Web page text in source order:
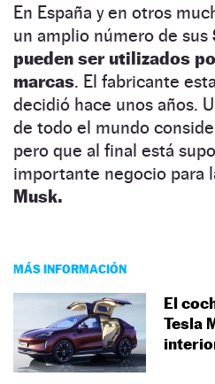
En España y en otros
un amplio número de sus
pueden ser utilizados
marcas. El fabricante
decidió hace unos años.
de todo el mundo
pero que al final está
importante negocio para
Musk.
MÁS INFORMACIÓN
El
Tesla